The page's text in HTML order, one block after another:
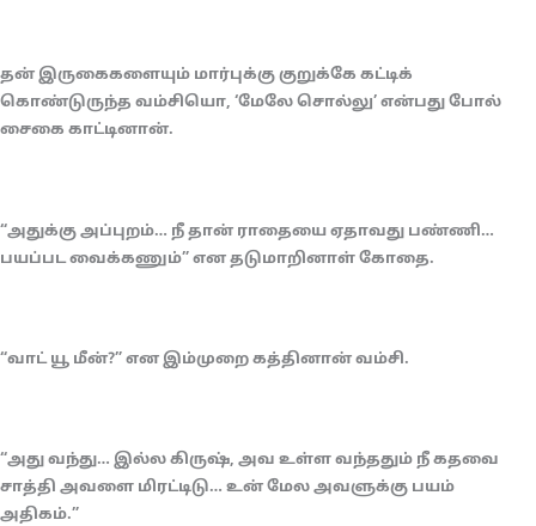
தன் இருகைகளையும் மார்புக்கு குறுக்கே கட்டிக்
கொண்டுருந்த வம்சியொ, ‘மேலே சொல்லு’ என்பது போல்
சைகை காட்டினான்.
“அதுக்கு அப்புறம்… நீ தான் ராதையை ஏதாவது பண்ணி…
பயப்பட வைக்கணும்” என தடுமாறினாள் கோதை.
“வாட் யூ மீன்?” என இம்முறை கத்தினான் வம்சி.
“அது வந்து… இல்ல கிருஷ், அவ உள்ள வந்ததும் நீ கதவை
சாத்தி அவளை மிரட்டிடு… உன் மேல அவளுக்கு பயம்
அதிகம்.”